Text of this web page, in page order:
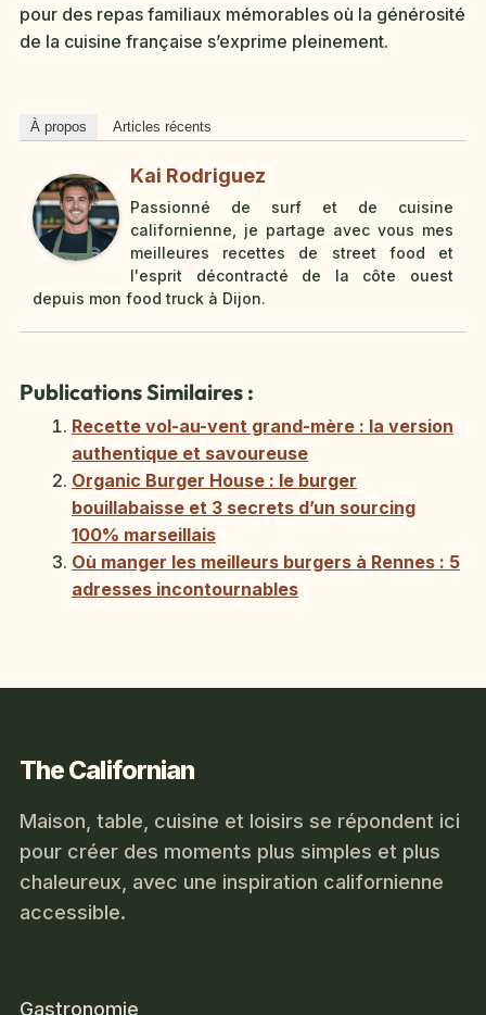
pour des repas familiaux mémorables où la générosité
de la cuisine française s’exprime pleinement.
À propos Articles récents
Kai Rodriguez
Passionné de surf et de cuisine
californienne, je partage avec vous mes
meilleures recettes de street food et
l'esprit décontracté de la côte ouest
depuis mon food truck à Dijon.
Publications Similaires :
Recette vol-au-vent grand-mère : la version
authentique et savoureuse
Organic Burger House : le burger
bouillabaisse et 3 secrets d’un sourcing
100% marseillais
Où manger les meilleurs burgers à Rennes : 5
adresses incontournables
The Californian
Maison, table, cuisine et loisirs se répondent ici
pour créer des moments plus simples et plus
chaleureux, avec une inspiration californienne
accessible.
Gastronomie